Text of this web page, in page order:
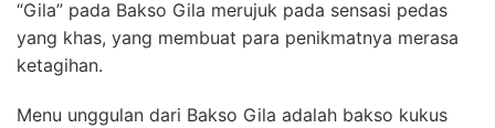
“Gila” pada Bakso Gila merujuk pada sensasi pedas
yang khas, yang membuat para penikmatnya merasa
ketagihan.
Menu unggulan dari Bakso Gila adalah bakso kukus